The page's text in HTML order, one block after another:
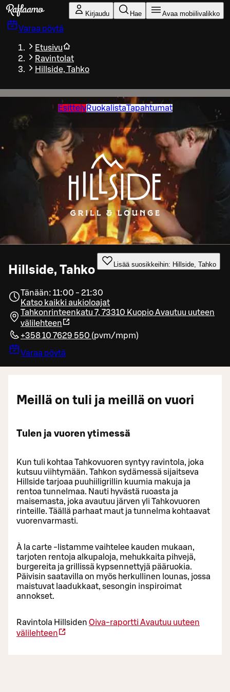
Siirry pääsisältöön
Kirjaudu Hae Avaa mobiilivalikko
Varaa pöytä
Etusivu
Ravintolat
Hillside, Tahko
EsittelyRuokalistaTapahtumat
Hillside, Tahko Lisää suosikkeihin: Hillside, Tahko
Tänään: 11:00 - 21:30
Katso kaikki aukioloajat
Tahkonrinteenkatu 7, 73310 KuopioAvautuu uuteen
välilehteen
+358 10 7629 550 (pvm/mpm)
Varaa pöytä
Meillä on tuli ja meillä on vuori
Tulen ja vuoren ytimessä
Kun tuli kohtaa Tahkovuoren syntyy ravintola, joka
kutsuu viihtymään. Tahkon sydämessä sijaitseva
Hillside tarjoaa puuhiiligrillin kuumia makuja ja
rentoa tunnelmaa. Nauti hyvästä ruoasta ja
maisemasta, joka avautuu järven yli Tahkovuoren
rinteille. Täällä parhaat maut ja tunnelma kohtaavat
vuorenvarmasti.
À la carte -listamme vaihtelee kauden mukaan,
tarjoten rentoja alkupaloja, mehukkaita pihvejä,
burgereita ja grillissä kypsennettyjä pääruokia.
Päivisin saatavilla on myös herkullinen lounas, jossa
maistuvat laadukkaat, sesongin inspiroimat
annokset.
Ravintola Hillsiden Oiva-raportti Avautuu uuteen
välilehteen